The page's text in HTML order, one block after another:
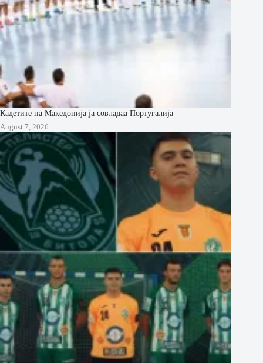
Кадетите на Македонија ја совладаа Португалија
August 7, 2026